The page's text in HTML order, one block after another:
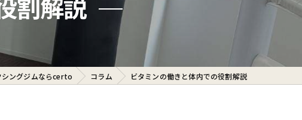
ボディメイク
初心者
ダイエット
割解説
シングジムならcerto コラム ビタミンの働きと体内での役割解説